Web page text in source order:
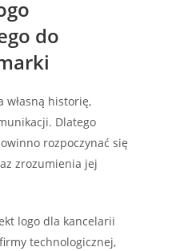
do
własną historię,
Dlatego
rozpoczynać się
zrozumienia jej
logo dla kancelarii
technologicznej,